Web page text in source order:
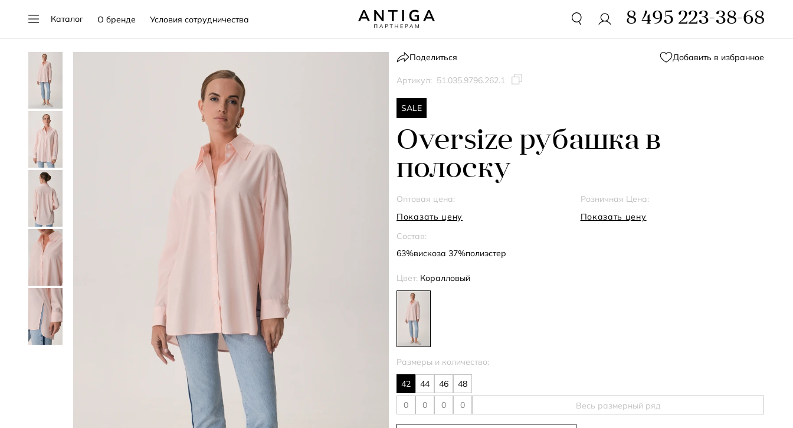
Каталог О бренде Условия сотрудничества 8 495 223-38-68
Поделиться Добавить в избранное
Артикул: 51.035.9796.262.1
SALE
Oversize рубашка в
полоску
Оптовая цена:
Показать цену
Розничная Цена:
Показать цену
Состав:
63%вискоза 37%полиэстер
Цвет: Коралловый
Размеры и количество:
42 44 46 48
Весь размерный ряд